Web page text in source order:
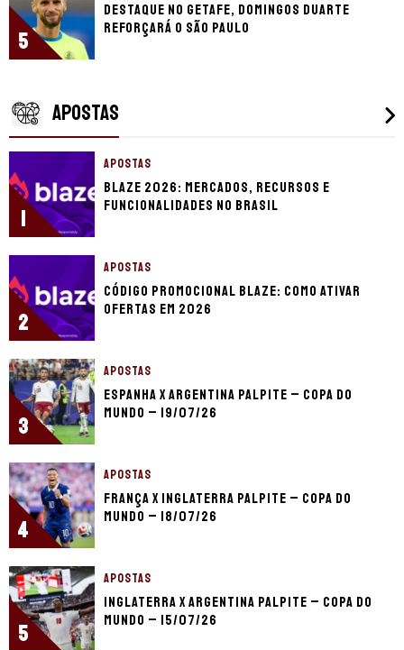
5
Destaque no Getafe, Domingos Duarte
reforçará o São Paulo
APOSTAS
1
APOSTAS
Blaze 2026: mercados, recursos e
funcionalidades no Brasil
2
APOSTAS
Código promocional Blaze: como ativar
ofertas em 2026
3
APOSTAS
Espanha x Argentina palpite – Copa do
Mundo – 19/07/26
4
APOSTAS
França x Inglaterra palpite – Copa do
Mundo – 18/07/26
5
APOSTAS
Inglaterra x Argentina palpite – Copa do
Mundo – 15/07/26